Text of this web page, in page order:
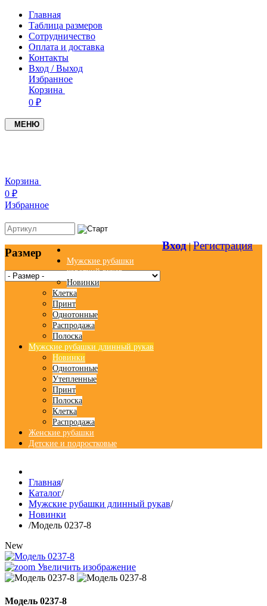
Главная
Таблица размеров
Сотрудничество
Оплата и доставка
Контакты
Вход / Выход
Избранное
Корзина
0 ₽
МЕНЮ
Корзина
0 ₽
Вход|Регистрация
Избранное
Размер
Мужские рубашки
короткий рукав
Новинки
Клетка
Принт
Однотонные
Распродажа
Полоска
Мужские рубашки длинный рукав
Новинки
Однотонные
Утепленные
Принт
Полоска
Клетка
Распродажа
Женские рубашки
Детские и подростковые
Главная/
Каталог/
Мужские рубашки длинный рукав/
Новинки
/Модель 0237-8
New
Увеличить изображение
Модель 0237-8